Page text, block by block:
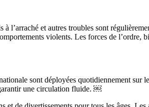
l’arraché et autres troubles sont
violents. Les forces de l’ordre,
sont déployées quotidiennement sur
une circulation fluide. ￼